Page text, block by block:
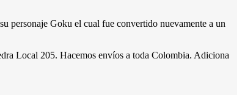
personaje Goku el cual fue convertido nuevamente a un
Local 205. Hacemos envíos a toda Colombia. Adiciona